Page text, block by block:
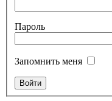
Пароль
Запомнить меня